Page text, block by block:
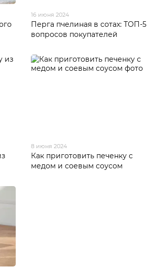
16 июня 2024
Перга пчелиная в сотах: ТОП-5
вопросов покупателей
8 июня 2024
Как приготовить печенку с
медом и соевым соусом